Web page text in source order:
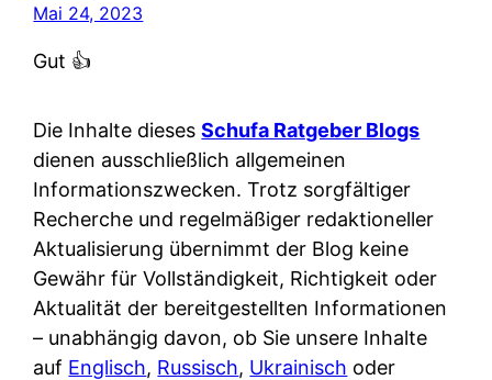
Mai 24, 2023
Gut 👍
Die Inhalte diesesSchufa Ratgeber Blogs
dienen ausschließlich allgemeinen
Informationszwecken. Trotz sorgfältiger
Recherche und regelmäßiger redaktioneller
Aktualisierung übernimmt der Blog keine
Gewähr für Vollständigkeit, Richtigkeit oder
Aktualität der bereitgestellten Informationen
– unabhängig davon, ob Sie unsere Inhalte
auf Englisch, Russisch, Ukrainisch oder